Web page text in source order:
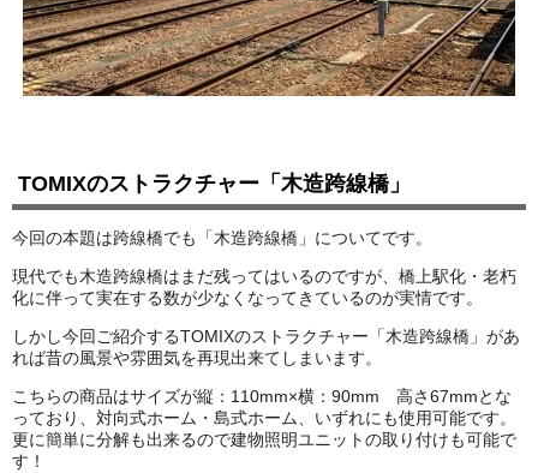
ログイン/マイページ
お気に入りリスト
会員ランクについて
会社概要
レビューについて
© 2026 Mid Japan, Inc.
TOMIXのストラクチャー「木造跨線橋」
今回の本題は跨線橋でも「木造跨線橋」についてです。
現代でも木造跨線橋はまだ残ってはいるのですが、橋上駅化・老朽
化に伴って実在する数が少なくなってきているのが実情です。
しかし今回ご紹介するTOMIXのストラクチャー「木造跨線橋」があ
れば昔の風景や雰囲気を再現出来てしまいます。
こちらの商品はサイズが縦：110mm×横：90mm 高さ67mmとな
っており、対向式ホーム・島式ホーム、いずれにも使用可能です。
更に簡単に分解も出来るので建物照明ユニットの取り付けも可能で
す！